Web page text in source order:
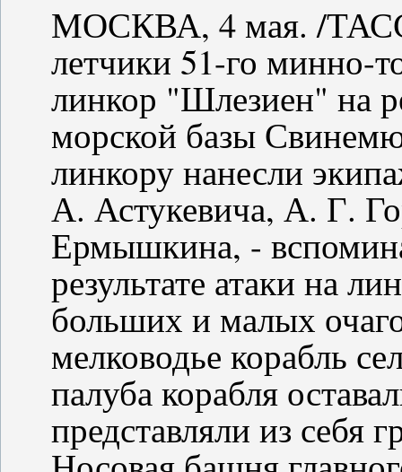
МОСКВА, 4 мая. /ТАСС/
летчики 51-го минно-
линкор "Шлезиен" на
морской базы
линкору нанесли
А. Астукевича, А. Г.
Ермышкина, -
результате атаки на
больших и малых
мелководье корабль
палуба корабля
представляли из себя